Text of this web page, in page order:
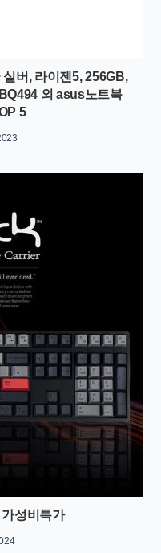
버, 라이젠5, 256GB,
외 asus노트북
5
성비특가